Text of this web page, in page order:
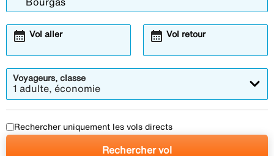
Vol aller
calendar_month Vol retour
calendar_month
Voyageurs, classe
1 adulte, économie
Rechercher uniquement les vols directs
Rechercher vol